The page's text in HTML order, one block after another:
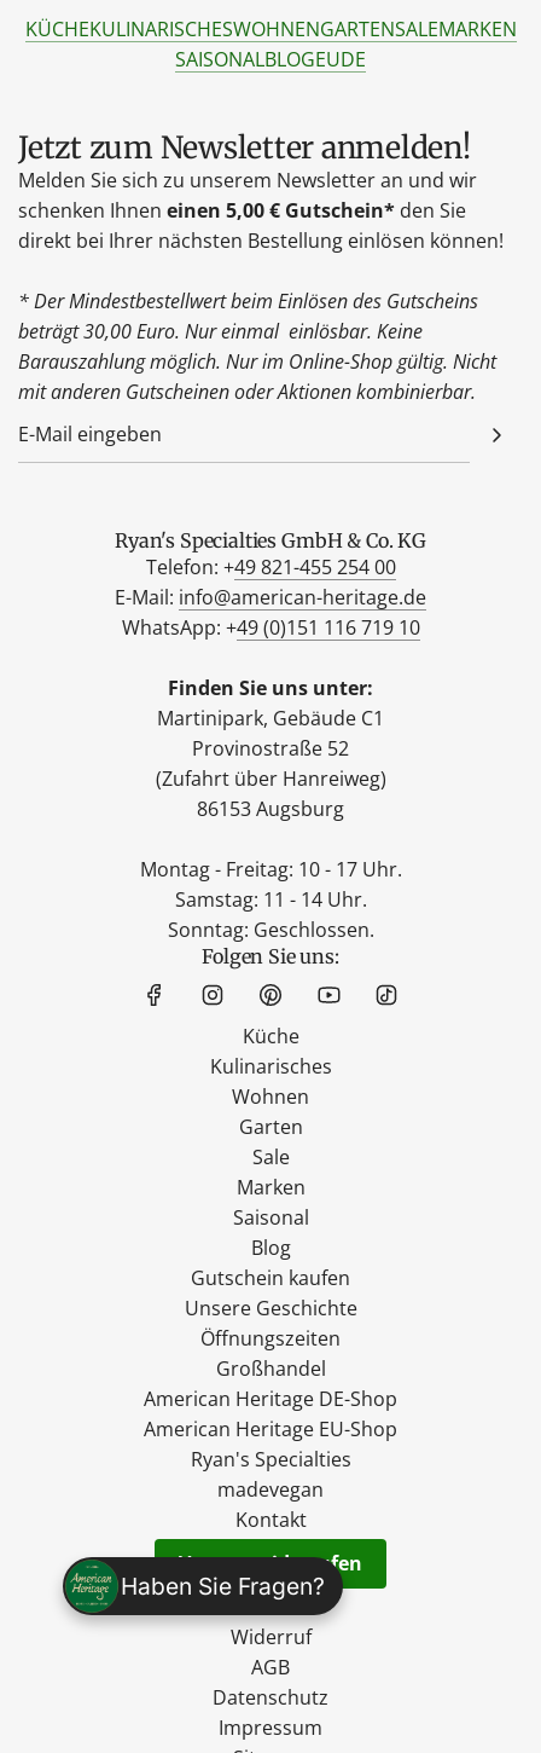
Haben Sie Fragen?
KÜCHEKULINARISCHESWOHNENGARTENSALEMARKEN
SAISONALBLOGEUDE
Jetzt zum Newsletter anmelden!
Melden Sie sich zu unserem Newsletter an und wir
schenken Ihnen einen 5,00 € Gutschein* den Sie
direkt bei Ihrer nächsten Bestellung einlösen können!
* Der Mindestbestellwert beim Einlösen des Gutscheins
beträgt 30,00 Euro. Nur einmal einlösbar. Keine
Barauszahlung möglich. Nur im Online-Shop gültig. Nicht
mit anderen Gutscheinen oder Aktionen kombinierbar.
Ryan's Specialties GmbH & Co. KG
Telefon: +49 821-455 254 00
E-Mail: info@american-heritage.de
WhatsApp: +49 (0)151 116 719 10
Finden Sie uns unter:
Martinipark, Gebäude C1
Provinostraße 52
(Zufahrt über Hanreiweg)
86153 Augsburg
Montag - Freitag: 10 - 17 Uhr.
Samstag: 11 - 14 Uhr.
Sonntag: Geschlossen.
Folgen Sie uns:
Küche
Kulinarisches
Wohnen
Garten
Sale
Marken
Saisonal
Blog
Gutschein kaufen
Unsere Geschichte
Öffnungszeiten
Großhandel
American Heritage DE-Shop
American Heritage EU-Shop
Ryan's Specialties
madevegan
Kontakt
Vertrag widerrufen
Versand
Widerruf
AGB
Datenschutz
Impressum